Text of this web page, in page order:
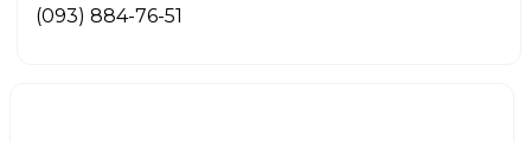
(093) 884-76-51